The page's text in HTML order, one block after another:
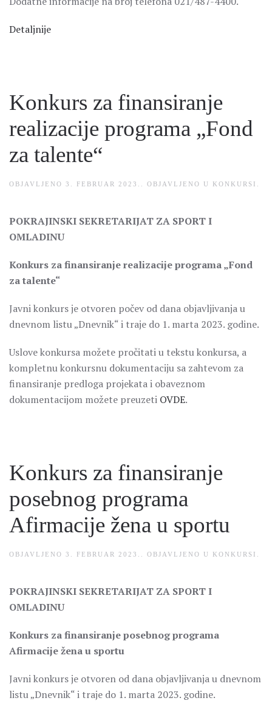
Detaljnije
Konkurs za finansiranje
realizacije programa „Fond
za talente“
OBJAVLJENO 3. FEBRUAR 2023. . OBJAVLJENO U KONKURSI
POKRAJINSKI SEKRETARIJAT ZA SPORT I
OMLADINU
Konkurs za finansiranje realizacije programa „Fond
za talente“
Javni konkurs je otvoren počev od dana objavljivanja u
dnevnom listu „Dnevnik“ i traje do 1. marta 2023. godine.
Uslove konkursa možete pročitati u tekstu konkursa, a
kompletnu konkursnu dokumentaciju sa zahtevom za
finansiranje predloga projekata i obaveznom
dokumentacijom možete preuzeti OVDE.
Konkurs za finansiranje
posebnog programa
Afirmacije žena u sportu
OBJAVLJENO 3. FEBRUAR 2023. . OBJAVLJENO U KONKURSI
POKRAJINSKI SEKRETARIJAT ZA SPORT I
OMLADINU
Konkurs za finansiranje posebnog programa
Afirmacije žena u sportu
Javni konkurs je otvoren od dana objavljivanja u dnevnom
listu „Dnevnik“ i traje do 1. marta 2023. godine.